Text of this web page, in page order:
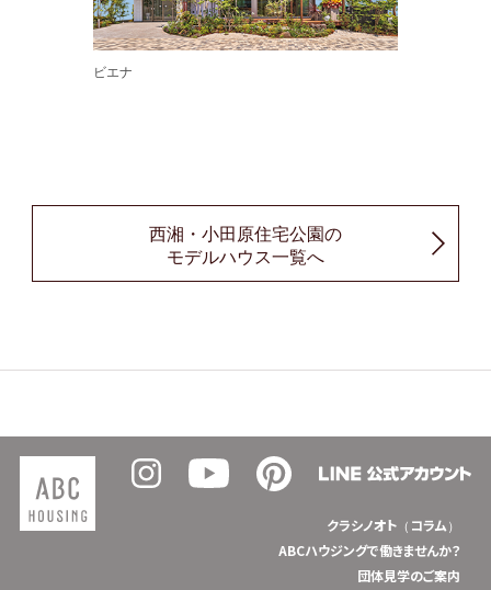
ビエナ
西湘・小田原住宅公園の
モデルハウス一覧へ
クラシノオト（コラム）
ABCハウジングで働きませんか？
団体見学のご案内